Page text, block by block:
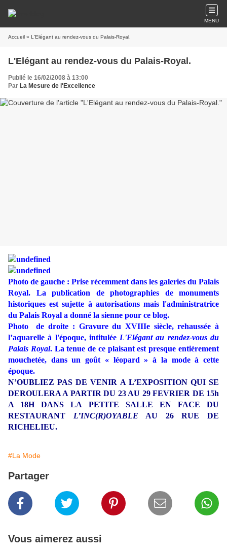
MENU
Accueil » L'Elégant au rendez-vous du Palais-Royal.
L'Elégant au rendez-vous du Palais-Royal.
Publié le 16/02/2008 à 13:00
Par La Mesure de l'Excellence
Photo de gauche : Prise récemment dans les galeries du Palais
Royal. La publication de photographies de monuments
historiques est sujette à autorisations mais l'administratrice
du Palais Royal a donné la sienne pour ce blog.
Photo
de droite : Gravure du XVIIIe siècle, rehaussée à
l’aquarelle à l'époque, intitulée L'Elégant au rendez-vous du
Palais Royal. La tenue de ce plaisant est presque entièrement
mouchetée, dans un goût « léopard » à la mode à cette
époque.
N’OUBLIEZ PAS DE VENIR A L’EXPOSITION QUI SE
DEROULERA A PARTIR DU 23 AU 29 FEVRIER DE 15h
A 18H DANS LA PETITE SALLE EN FACE DU
RESTAURANT L’INC(R)OYABLE AU 26 RUE DE
RICHELIEU.
#La Mode
Partager
Vous aimerez aussi